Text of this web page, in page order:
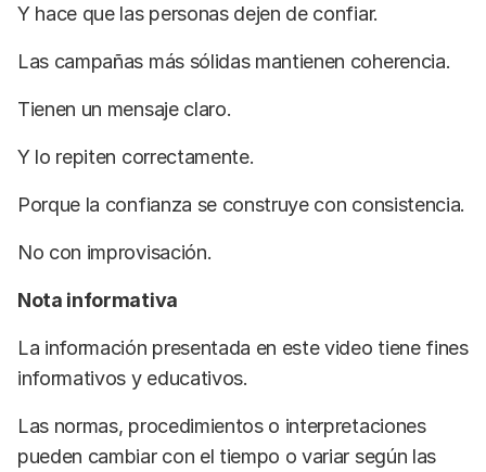
Y hace que las personas dejen de confiar.
Las campañas más sólidas mantienen coherencia.
Tienen un mensaje claro.
Y lo repiten correctamente.
Porque la confianza se construye con consistencia.
No con improvisación.
Nota informativa
La información presentada en este video tiene fines
informativos y educativos.
Las normas, procedimientos o interpretaciones
pueden cambiar con el tiempo o variar según las